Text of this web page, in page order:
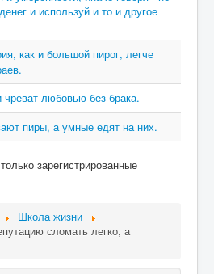
и используй и то и другое
как и большой пирог, легче
любовью без брака.
пиры, а умные едят на них.
зарегистрированные
Школа жизни
сломать легко, а